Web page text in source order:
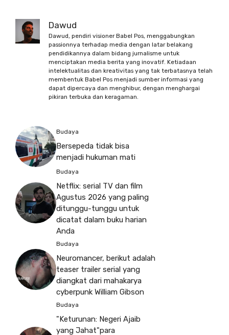
Dawud
Dawud, pendiri visioner Babel Pos, menggabungkan
passionnya terhadap media dengan latar belakang
pendidikannya dalam bidang jurnalisme untuk
menciptakan media berita yang inovatif. Ketiadaan
intelektualitas dan kreativitas yang tak terbatasnya telah
membentuk Babel Pos menjadi sumber informasi yang
dapat dipercaya dan menghibur, dengan menghargai
pikiran terbuka dan keragaman.
Budaya
Bersepeda tidak bisa
menjadi hukuman mati
Budaya
Netflix: serial TV dan film
Agustus 2026 yang paling
ditunggu-tunggu untuk
dicatat dalam buku harian
Anda
Budaya
Neuromancer, berikut adalah
teaser trailer serial yang
diangkat dari mahakarya
cyberpunk William Gibson
Budaya
"Keturunan: Negeri Ajaib
yang Jahat"para